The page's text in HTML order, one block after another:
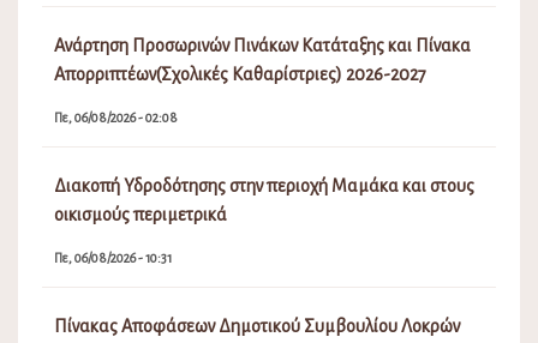
Ανάρτηση Προσωρινών Πινάκων Κατάταξης και Πίνακα
Απορριπτέων(Σχολικές Καθαρίστριες) 2026-2027
Πε, 06/08/2026 - 02:08
Διακοπή Υδροδότησης στην περιοχή Μαμάκα και στους
οικισμούς περιμετρικά
Πε, 06/08/2026 - 10:31
Πίνακας Αποφάσεων Δημοτικού Συμβουλίου Λοκρών